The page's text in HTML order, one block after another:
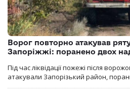
Ворог повторно атакував
Запоріжжі: поранено двох
Під час ліквідації пожежі після
атакували Запорізький район,